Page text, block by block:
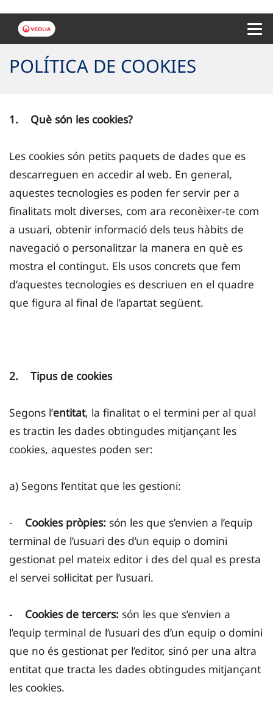
POLÍTICA DE COOKIES
1. Què són les cookies?
Les cookies són petits paquets de dades que es
descarreguen en accedir al web. En general,
aquestes tecnologies es poden fer servir per a
finalitats molt diverses, com ara reconèixer-te com
a usuari, obtenir informació dels teus hàbits de
navegació o personalitzar la manera en què es
mostra el contingut. Els usos concrets que fem
d’aquestes tecnologies es descriuen en el quadre
que figura al final de l’apartat següent.
2. Tipus de cookies
Segons l’entitat, la finalitat o el termini per al qual
es tractin les dades obtingudes mitjançant les
cookies, aquestes poden ser:
a) Segons l’entitat que les gestioni:
- Cookies pròpies: són les que s’envien a l’equip
terminal de l’usuari des d’un equip o domini
gestionat pel mateix editor i des del qual es presta
el servei sol·licitat per l’usuari.
- Cookies de tercers: són les que s’envien a
l’equip terminal de l’usuari des d’un equip o domini
que no és gestionat per l’editor, sinó per una altra
entitat que tracta les dades obtingudes mitjançant
les cookies.